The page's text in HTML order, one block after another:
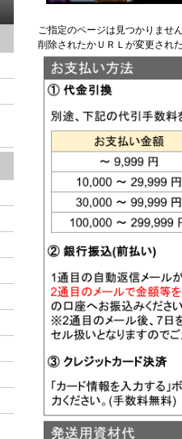
ご指定のページは見つかりませ
削除されたかＵＲＬが変更され